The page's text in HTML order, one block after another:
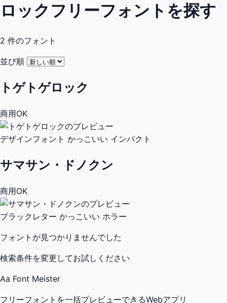
ロックフリーフォントを探す
2 件のフォント
並び順
トゲトゲロック
商用OK
デザインフォント かっこいい インパクト
サマサン・ドノクン
商用OK
ブラックレター かっこいい ホラー
フォントが見つかりませんでした
検索条件を変更してお試しください
Aa Font Meister
フリーフォントを一括プレビューできるWebアプリ